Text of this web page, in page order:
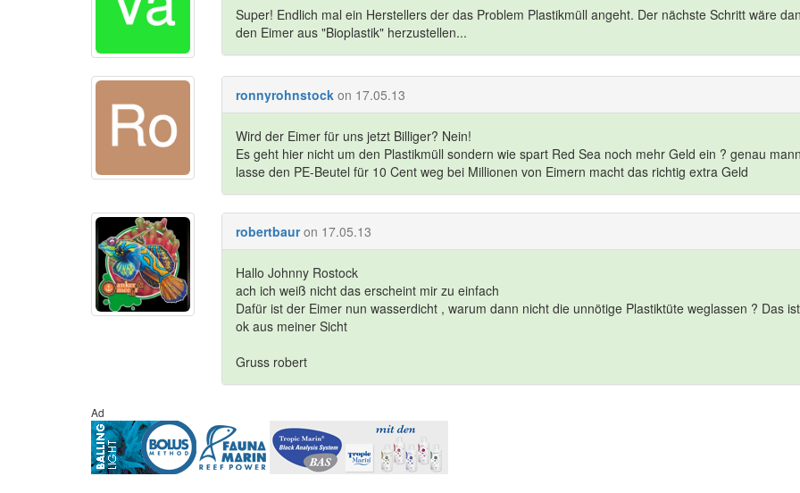
Super! Endlich mal ein Herstellers der das Problem Plastikmüll angeht. Der nächste Schritt wäre
den Eimer aus "Bioplastik" herzustellen...
ronnyrohnstock on 17.05.13
Wird der Eimer für uns jetzt Billiger? Nein!
Es geht hier nicht um den Plastikmüll sondern wie spart Red Sea noch mehr Geld ein ? genau
lasse den PE-Beutel für 10 Cent weg bei Millionen von Eimern macht das richtig extra Geld
robertbaur on 17.05.13
Hallo Johnny Rostock
ach ich weiß nicht das erscheint mir zu einfach
Dafür ist der Eimer nun wasserdicht , warum dann nicht die unnötige Plastiktüte weglassen ? Das
ok aus meiner Sicht
Gruss robert
Ad